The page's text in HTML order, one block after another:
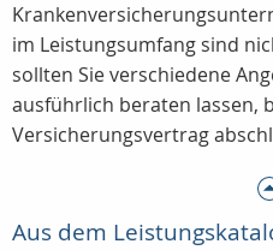
im Leistungsumfang sind
sollten Sie verschiedene
ausführlich beraten lassen,
Versicherungsvertrag
Aus dem